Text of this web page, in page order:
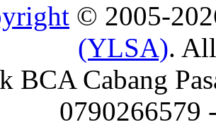
© 2005-
(YLSA).
BCA Cabang
0790266579